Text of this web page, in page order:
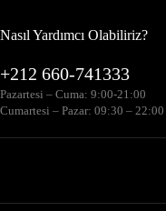
Nasıl Yardımcı Olabiliriz?
+212 660-741333
Pazartesi – Cuma: 9:00-21:00
Cumartesi – Pazar: 09:30 – 22:00